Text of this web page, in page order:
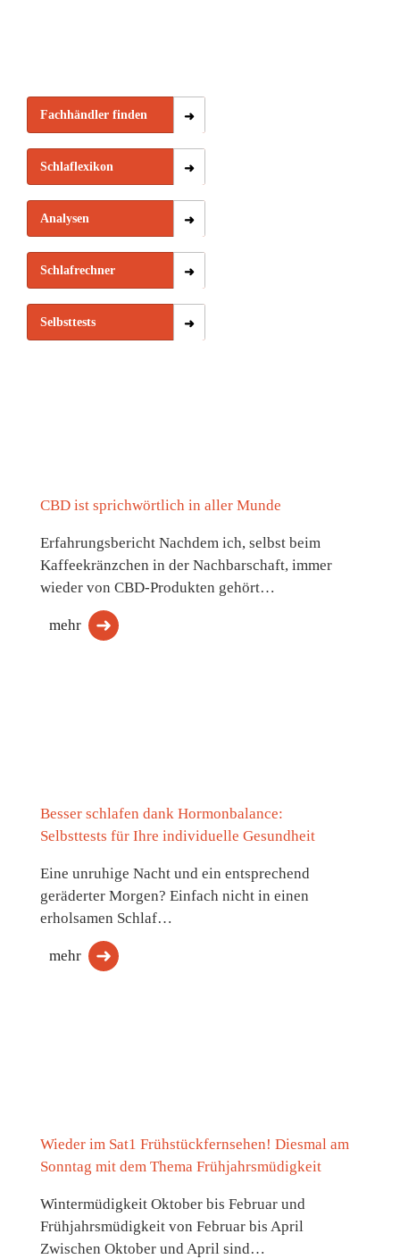
Fachhändler finden
Schlaflexikon
Analysen
Schlafrechner
Selbsttests
CBD ist sprichwörtlich in aller Munde
Erfahrungsbericht Nachdem ich, selbst beim
Kaffeekränzchen in der Nachbarschaft, immer
wieder von CBD-Produkten gehört…
mehr
Besser schlafen dank Hormonbalance:
Selbsttests für Ihre individuelle Gesundheit
Eine unruhige Nacht und ein entsprechend
geräderter Morgen? Einfach nicht in einen
erholsamen Schlaf…
mehr
Wieder im Sat1 Frühstückfernsehen! Diesmal am
Sonntag mit dem Thema Frühjahrsmüdigkeit
Wintermüdigkeit Oktober bis Februar und
Frühjahrsmüdigkeit von Februar bis April
Zwischen Oktober und April sind…